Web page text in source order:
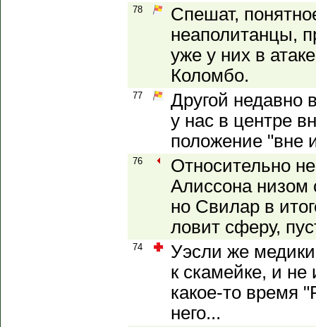
78
Спешат,
неаполитанцы,
уже у них в
Коломбо.
77
Другой недавно
у нас в центре
положение "вне
76
Относительно
Алиссона низом
но Свилар в
ловит сферу,
74
Уэсли же
к скамейке, и не
какое-то время
него...